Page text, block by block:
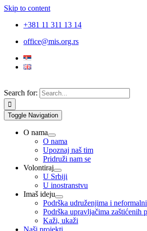
Skip to content
+381 11 311 13 14
office@mis.org.rs
Search for:
Toggle Navigation
O nama
O nama
Upoznaj naš tim
Pridruži nam se
Volontiraj
U Srbiji
U inostranstvu
Imaš ideju
Podrška udruženjima i
Podrška upravljačima zaštićenih
Kaži, ukaži
Naši projekti